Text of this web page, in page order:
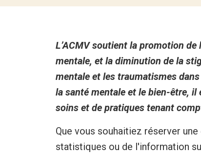
L’ACMV soutient la promotion
mentale, et la diminution de la
mentale et les traumatismes
la santé mentale et le bien-être, il
soins et de pratiques tenant
Que vous souhaitiez réserver
statistiques ou de l'information